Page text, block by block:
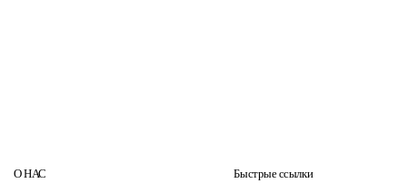
О НАС Быстрые ссылки